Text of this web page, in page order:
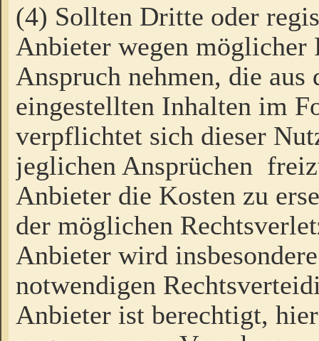
(4) Sollten Dritte oder
Anbieter wegen möglicher
Anspruch nehmen, die
eingestellten Inhalten im
verpflichtet sich dieser
jeglichen Ansprüchen
Anbieter die Kosten zu
der möglichen
Anbieter wird
notwendigen
Anbieter ist berechtigt,